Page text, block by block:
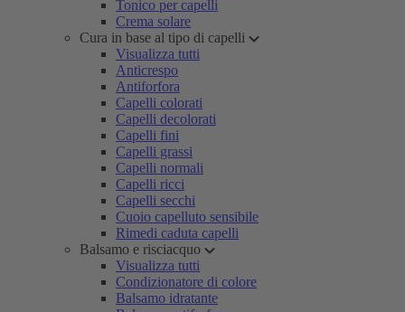
Tonico per capelli
Crema solare
Cura in base al tipo di capelli
Visualizza tutti
Anticrespo
Antiforfora
Capelli colorati
Capelli decolorati
Capelli fini
Capelli grassi
Capelli normali
Capelli ricci
Capelli secchi
Cuoio capelluto sensibile
Rimedi caduta capelli
Balsamo e risciacquo
Visualizza tutti
Condizionatore di colore
Balsamo idratante